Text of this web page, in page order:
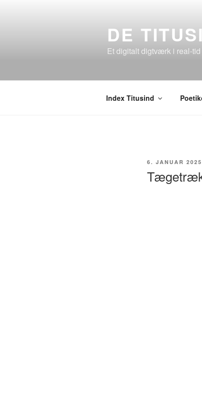
DE
Et digitalt digtværk i real-tid
Index Titusind
UDGIVET
6. JANUAR 2025